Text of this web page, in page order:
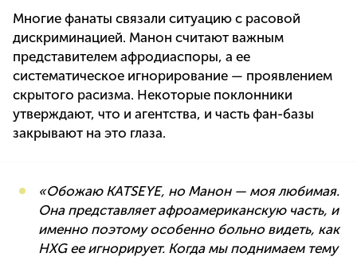
Многие фанаты связали ситуацию с расовой
дискриминацией. Манон считают важным
представителем афродиаспоры, а ее
систематическое игнорирование — проявлением
скрытого расизма. Некоторые поклонники
утверждают, что и агентства, и часть фан-базы
закрывают на это глаза.
«Обожаю KATSEYE, но Манон — моя любимая.
Она представляет афроамериканскую часть, и
именно поэтому особенно больно видеть, как
HXG ее игнорирует. Когда мы поднимаем тему